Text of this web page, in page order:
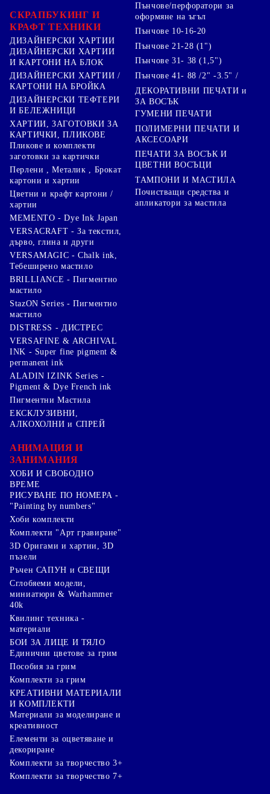
СКРАПБУКИНГ И
КРАФТ ТЕХНИКИ
ДИЗАЙНЕРСКИ ХАРТИИ
ДИЗАЙНЕРСКИ ХАРТИИ
И КАРТОНИ НА БЛОК
ДИЗАЙНЕРСКИ ХАРТИИ /
КАРТОНИ НА БРОЙКА
ДИЗАЙНЕРСКИ ТЕФТЕРИ
И БЕЛЕЖНИЦИ
ХАРТИИ, ЗАГОТОВКИ ЗА
КАРТИЧКИ, ПЛИКОВЕ
Пликове и комплекти
заготовки за картички
Перлени , Металик , Брокат
картони и хартии
Цветни и крафт картони /
хартии
Пънчове/перфоратори за
оформяне на ъгъл
Пънчове 10-16-20
Пънчове 21-28 (1")
Пънчове 31- 38 (1,5")
Пънчове 41- 88 /2" -3.5" /
ДЕКОРАТИВНИ ПЕЧАТИ и
ЗА ВОСЪК
ГУМЕНИ ПЕЧАТИ
ПОЛИМЕРНИ ПЕЧАТИ И
АКСЕСОАРИ
ПЕЧАТИ ЗА ВОСЪК И
ЦВЕТНИ ВОСЪЦИ
ТАМПОНИ И МАСТИЛА
Почистващи средства и
апликатори за мастила
MEMENTO - Dye Ink Japan
VERSACRAFT - За текстил,
дърво, глина и други
VERSAMAGIC - Chalk ink,
Тебеширено мастило
BRILLIANCE - Пигментно
мастило
StazON Series - Пигментно
мастило
DISTRESS - ДИСТРЕС
VERSAFINE & ARCHIVAL
INK - Super fine pigment &
permanent ink
ALADIN IZINK Series -
Pigment & Dye French ink
Пигментни Мастила
ЕКСКЛУЗИВНИ,
АЛКОХОЛНИ и СПРЕЙ
АНИМАЦИЯ И
ЗАНИМАНИЯ
ХОБИ И СВОБОДНО
ВРЕМЕ
РИСУВАНЕ ПО НОМЕРА -
"Painting by numbers"
Хоби комплекти
Комплекти "Арт гравиране"
3D Оригами и хартии, 3D
пъзели
Ръчен САПУН и СВЕЩИ
Сглобяеми модели,
миниатюри & Warhammer
40k
Квилинг техника -
материали
БОИ ЗА ЛИЦЕ И ТЯЛО
Единични цветове за грим
Пособия за грим
Комплекти за грим
КРЕАТИВНИ МАТЕРИАЛИ
И КОМПЛЕКТИ
Mатериали за моделиране и
креативност
Елементи за оцветяване и
декориране
Комплекти за творчество 3+
Комплекти за творчество 7+